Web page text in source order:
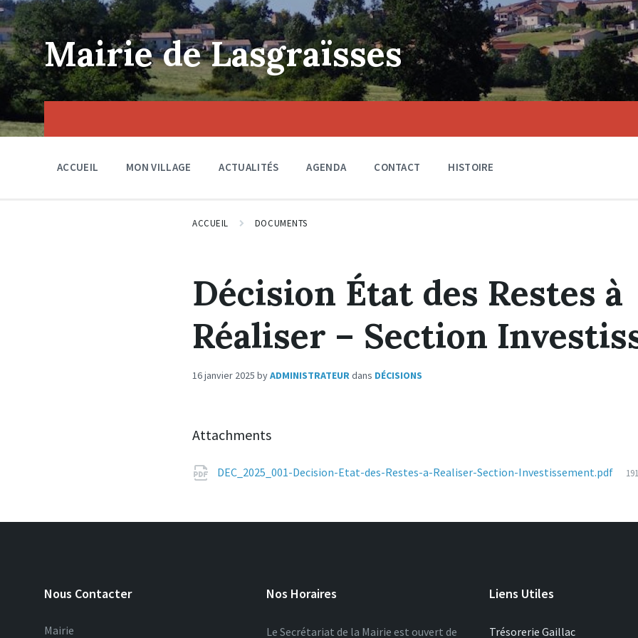
Skip
to
content
Skip
to
main
navigation
Skip
to
footer
Mairie de Lasgraïsses
ACCUEIL MON VILLAGE ACTUALITÉS AGENDA CONTACT HISTOIRE
ACCUEIL DOCUMENTS
Décision État des Restes à
Réaliser – Section
16 janvier 2025byADMINISTRATEURdans DÉCISIONS
Attachments
DEC_2025_001-Decision-Etat-des-Restes-a-Realiser-Section-Investissement.pdf
Nous Contacter
Mairie
Nos Horaires
Le Secrétariat de la Mairie est ouvert de
Liens Utiles
Trésorerie Gaillac